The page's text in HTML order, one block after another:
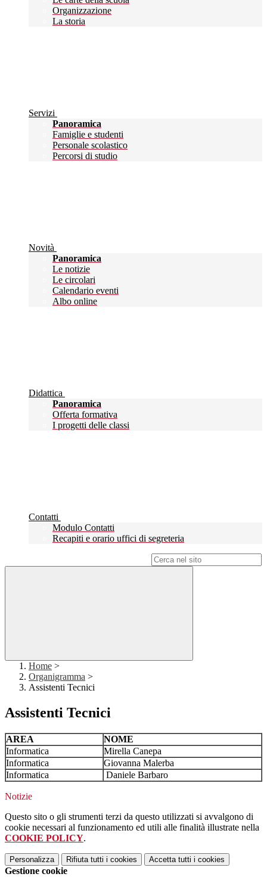
Organizzazione
La storia
Servizi
Panoramica
Famiglie e studenti
Personale scolastico
Percorsi di studio
Novità
Panoramica
Le notizie
Le circolari
Calendario eventi
Albo online
Didattica
Panoramica
Offerta formativa
I progetti delle classi
Contatti
Modulo Contatti
Recapiti e orario uffici di segreteria
Home >
Organigramma >
Assistenti Tecnici
Assistenti Tecnici
AREA
NOME
Informatica
Mirella Canepa
Informatica
Giovanna Malerba
Informatica
Daniele Barbaro
Notizie
Questo sito o gli strumenti terzi da questo utilizzati si avvalgono di
cookie necessari al funzionamento ed utili alle finalità illustrate nella
COOKIE POLICY.
Personalizza Rifiuta tutti i cookies Accetta tutti i cookies
Gestione cookie